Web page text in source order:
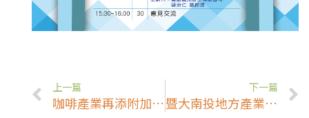
上一篇
咖啡產業再添附加價值 廢棄果皮變身咖啡果茶
下一篇
暨大南投地方產業與觀光永續計畫獲2021遠見USR「產業共創組」楷模獎